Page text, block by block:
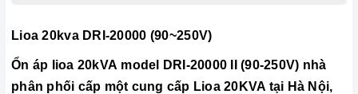
Lioa 20kva DRI-20000 (90~250V)
Ổn áp lioa 20kVA model DRI-20000 II (90-250V) nhà
phân phối cấp một cung cấp Lioa 20KVA tại Hà Nội,